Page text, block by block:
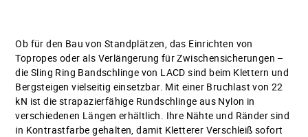
Ob für den Bau von Standplätzen, das Einrichten von
Topropes oder als Verlängerung für Zwischensicherungen –
die Sling Ring Bandschlinge von LACD sind beim Klettern und
Bergsteigen vielseitig einsetzbar. Mit einer Bruchlast von 22
kN ist die strapazierfähige Rundschlinge aus Nylon in
verschiedenen Längen erhältlich. Ihre Nähte und Ränder sind
in Kontrastfarbe gehalten, damit Kletterer Verschleiß sofort